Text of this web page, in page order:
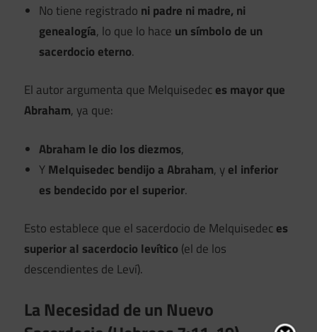
No tiene registrado ni padre ni madre, ni
genealogía, lo que lo hace un símbolo de un
sacerdocio eterno.
El autor argumenta que Melquisedeces mayor que
Abraham, ya que:
Abraham le dio los diezmos,
YMelquisedec bendijo a Abraham, yel inferior
es bendecido por el superior.
Esto establece que el sacerdocio de Melquisedeces
superior al sacerdocio levítico (el de los
descendientes de Leví).
La Necesidad de un Nuevo